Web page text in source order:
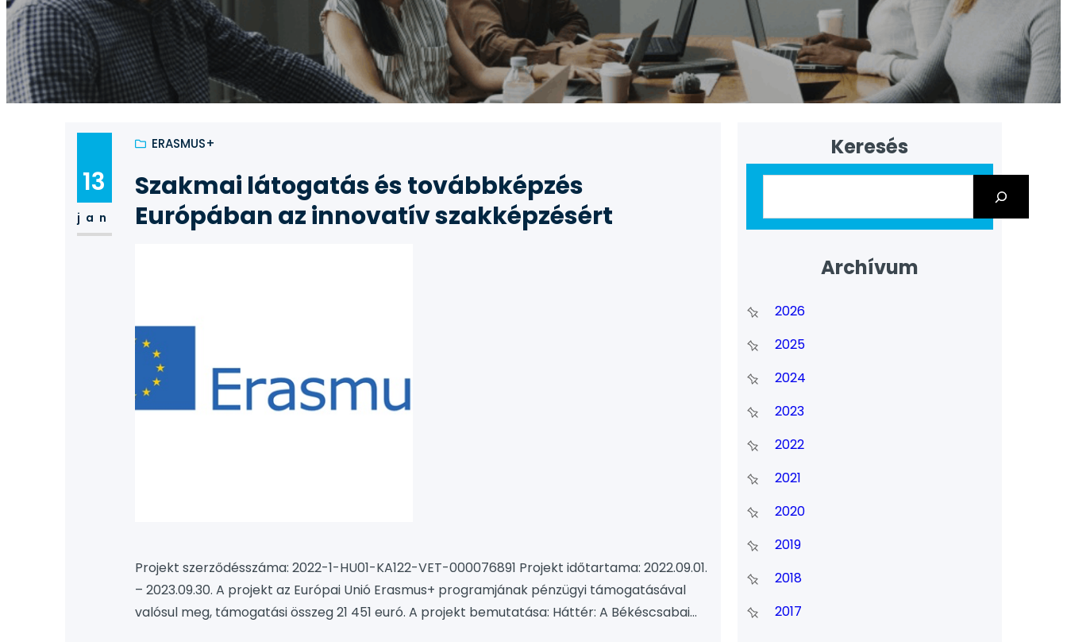
13
jan
ERASMUS+
Szakmai látogatás és továbbképzés
Európában az innovatív szakképzésért
Projekt szerződésszáma: 2022-1-HU01-KA122-VET-000076891 Projekt időtartama: 2022.09.01.
– 2023.09.30. A projekt az Európai Unió Erasmus+ programjának pénzügyi támogatásával
valósul meg, támogatási összeg 21 451 euró. A projekt bemutatása: Háttér: A Békéscsabai
Keresés
Archívum
2026
2025
2024
2023
2022
2021
2020
2019
2018
2017